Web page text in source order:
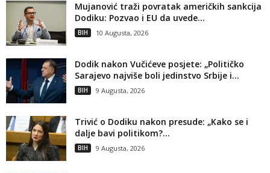
Mujanović traži povratak američkih sankcija
Dodiku: Pozvao i EU da uvede...
BIH 10 Augusta, 2026
Dodik nakon Vučićeve posjete: „Političko
Sarajevo najviše boli jedinstvo Srbije i...
BIH 9 Augusta, 2026
Trivić o Dodiku nakon presude: „Kako se i
dalje bavi politikom?...
BIH 9 Augusta, 2026